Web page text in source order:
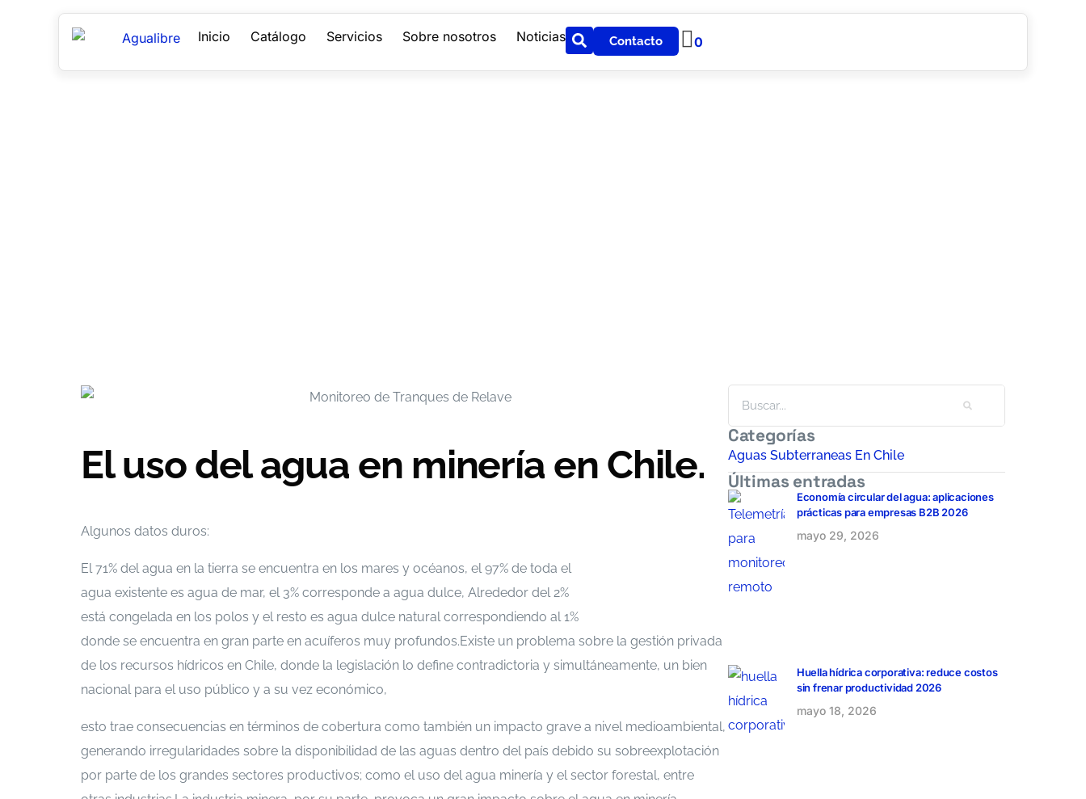
Inicio Catálogo Servicios Sobre nosotros Noticias Contacto 0
El uso del agua en minería en Chile.
Algunos datos duros:
El 71% del agua en la tierra se encuentra en los mares y océanos, el 97% de toda el
agua existente es agua de mar, el 3% corresponde a agua dulce, Alrededor del 2%
está congelada en los polos y el resto es agua dulce natural correspondiendo al 1%
donde se encuentra en gran parte en acuíferos muy profundos.Existe un problema sobre la gestión privada
de los recursos hídricos en Chile, donde la legislación lo define contradictoria y simultáneamente, un bien
nacional para el uso público y a su vez económico,
esto trae consecuencias en términos de cobertura como también un impacto grave a nivel medioambiental,
generando irregularidades sobre la disponibilidad de las aguas dentro del país debido su sobreexplotación
por parte de los grandes sectores productivos; como el uso del agua minería y el sector forestal, entre
Categorías
Aguas Subterraneas En Chile
Últimas entradas
Economía circular del agua: aplicaciones
prácticas para empresas B2B 2026
mayo 29, 2026
Huella hídrica corporativa: reduce costos
sin frenar productividad 2026
mayo 18, 2026